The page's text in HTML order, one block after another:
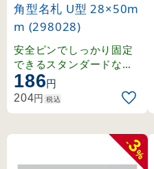
角型名札 U型 28×50m
m (298028)
安全ピンでしっかり固定
できるスタンダードな角
型名札。
186円
204円 税込
-
3
%